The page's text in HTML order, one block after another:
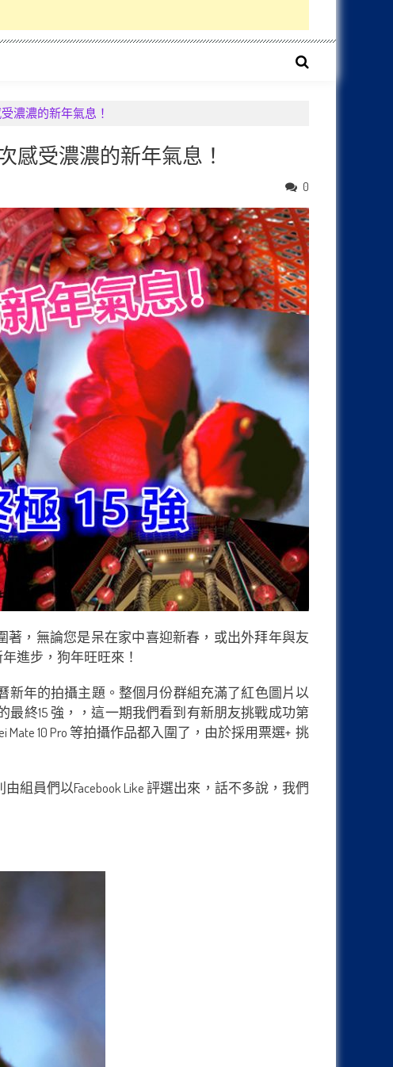
受濃濃的新年氣息！
感受濃濃的新年氣息！
0
，無論您是呆在家中喜迎新春，或出外拜年與友
進步，狗年旺旺來！
曆新年的拍攝主題。整個月份群組充滿了紅色圖片以
終15 強，，這一期我們看到有新朋友挑戰成功第
Mate 10 Pro 等拍攝作品都入圍了，由於採用票選+ 挑
組員們以Facebook Like 評選出來，話不多說，我們